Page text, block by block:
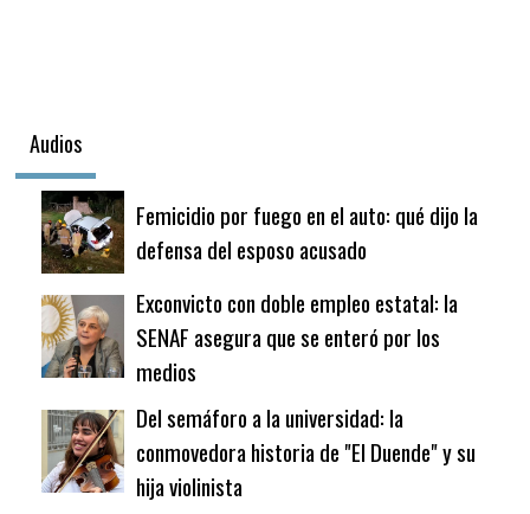
Audios
Femicidio por fuego en el auto: qué dijo la
defensa del esposo acusado
Exconvicto con doble empleo estatal: la
SENAF asegura que se enteró por los
medios
Del semáforo a la universidad: la
conmovedora historia de "El Duende" y su
hija violinista